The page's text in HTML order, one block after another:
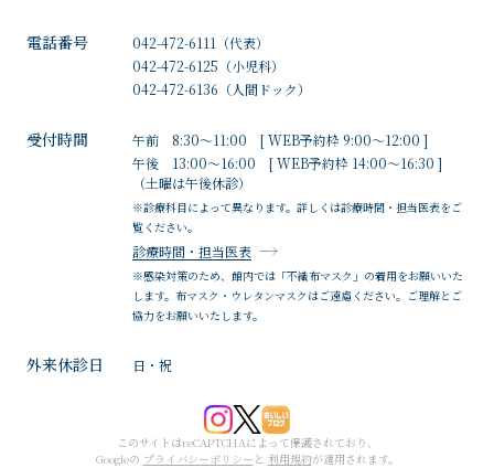
電話番号 042-472-6111 （代表）
042-472-6125 （小児科）
042-472-6136 （人間ドック）
受付時間
午前 8:30～11:00 [ WEB予約枠 9:00～12:00 ]
午後 13:00～16:00 [ WEB予約枠 14:00～16:30 ]
（土曜は午後休診）
※診療科目によって異なります。詳しくは診療時間・担当医表をご
覧ください。
診療時間・担当医表
※感染対策のため、館内では「不織布マスク」の着用をお願いいた
します。布マスク・ウレタンマスクはご遠慮ください。ご理解とご
協力をお願いいたします。
外来休診日 日・祝
このサイトはreCAPTCHAによって保護されており、
Googleの プライバシーポリシー と 利用規約が適用されます。